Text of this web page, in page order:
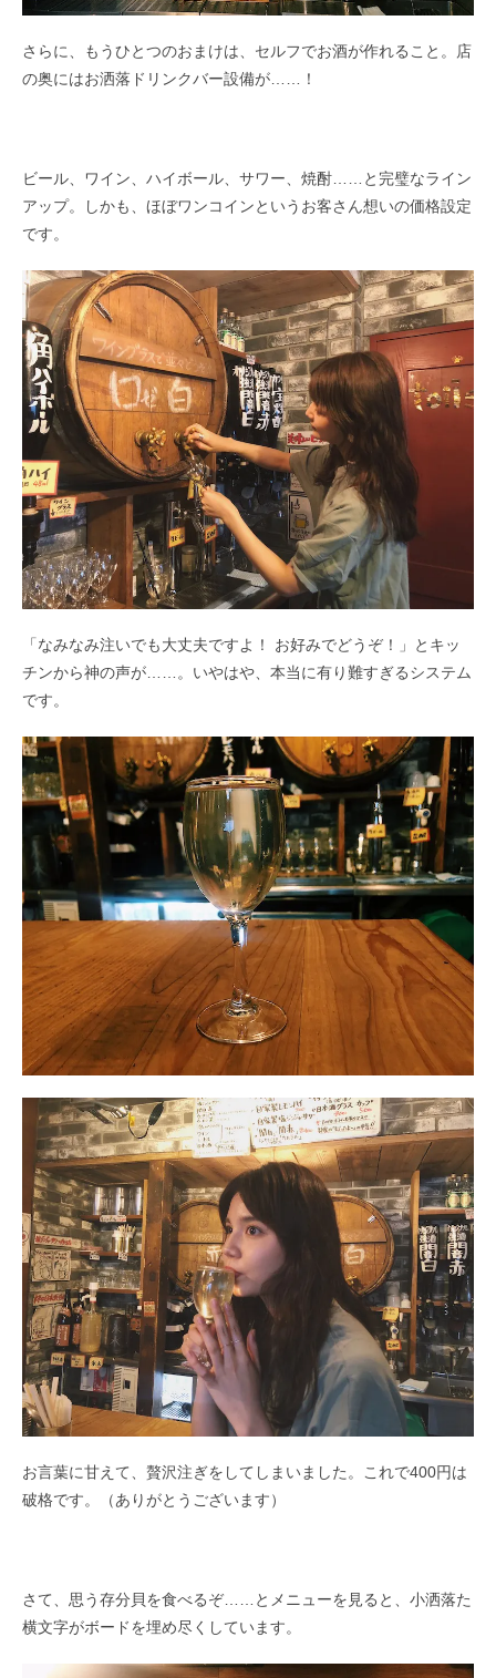
さらに、もうひとつのおまけは、セルフでお酒が作れること。店
の奥にはお洒落ドリンクバー設備が……！
ビール、ワイン、ハイボール、サワー、焼酎……と完璧なライン
アップ。しかも、ほぼワンコインというお客さん想いの価格設定
です。
「なみなみ注いでも大丈夫ですよ！ お好みでどうぞ！」とキッ
チンから神の声が……。いやはや、本当に有り難すぎるシステム
です。
お言葉に甘えて、贅沢注ぎをしてしまいました。これで400円は
破格です。（ありがとうございます）
さて、思う存分貝を食べるぞ……とメニューを見ると、小洒落た
横文字がボードを埋め尽くしています。